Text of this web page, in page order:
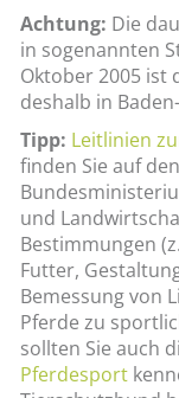
Achtung: Die
in sogenannten
Oktober 2005 ist
deshalb in
Tipp: Leitlinien
finden Sie auf
und
Bestimmungen
Futter,
Bemessung von
Pferde zu
sollten Sie auch
Pferdesport